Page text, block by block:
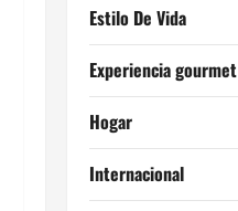
Estilo De Vida
Experiencia gourmet
Hogar
Internacional